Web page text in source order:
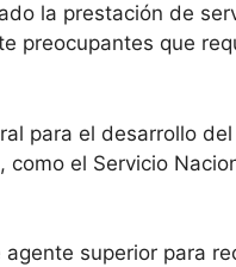
la prestación de
preocupantes que
para el desarrollo
el Servicio
superior para